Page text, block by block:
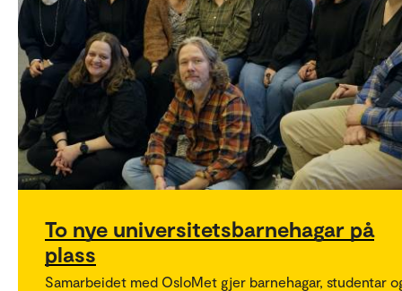
To nye universitetsbarnehagar på
plass
Samarbeidet med OsloMet gjer barnehagar, studentar